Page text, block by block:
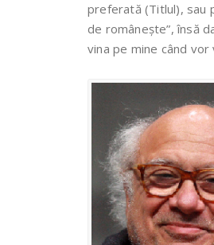
preferată (Titlul), sau
de românește”, însă
vina pe mine când